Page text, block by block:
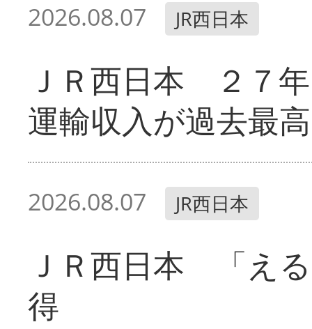
2026.08.07 JR西日本
ＪＲ西日本 ２７
運輸収入が過去最高
2026.08.07 JR西日本
ＪＲ西日本 「え
得